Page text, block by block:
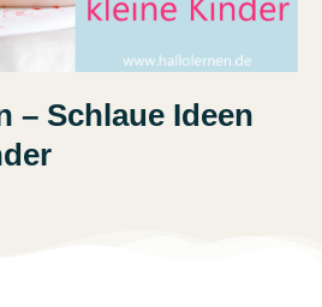
– Schlaue Ideen